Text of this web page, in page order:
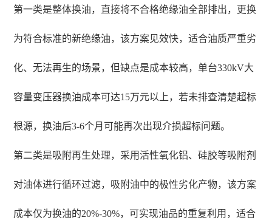
第一类是整体换油，直接将不合格绝缘油全部排出，更换
为符合标准的新绝缘油，该方案见效快，适合油质严重劣
化、无法再生的场景，但缺点是成本较高，单台330kV大
容量变压器换油成本可达15万元以上，若未排查清楚超标
根源，换油后3-6个月可能再次出现介损超标问题。
第二类是吸附再生处理，采用活性氧化铝、硅胶等吸附剂
对油体进行循环过滤，吸附油中的极性劣化产物，该方案
成本仅为换油的20%-30%，可实现油品的重复利用，适合